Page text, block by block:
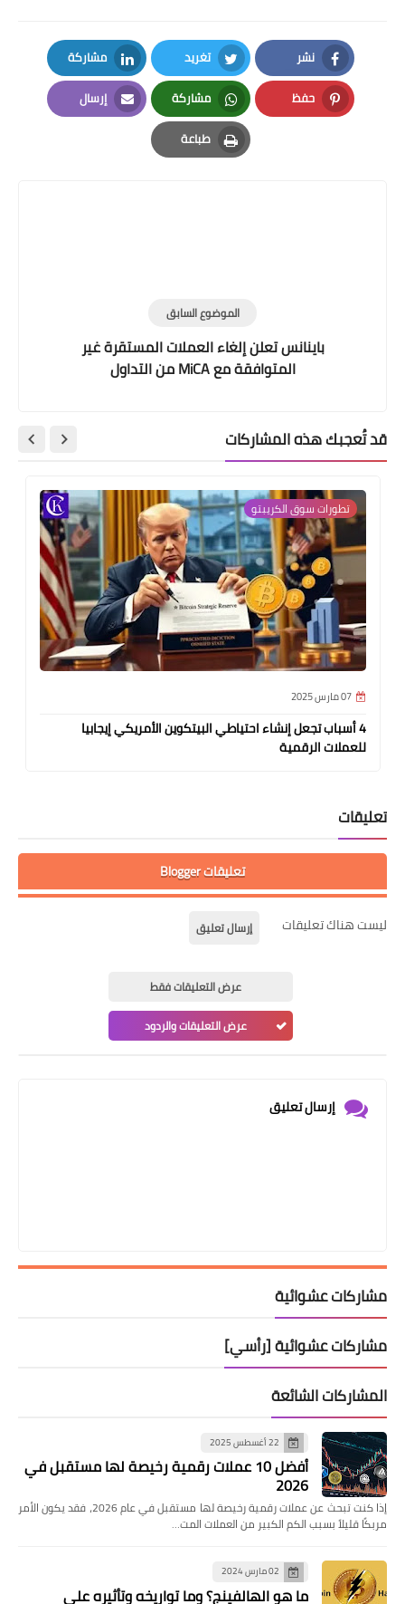
نشر
Facebook
تغريد
Twitter
مشاركة
LinkedIn
حفظ
Pinterest
مشاركة
Whatsapp
إرسال
Email
طباعة
Print
الموضوع السابق
باينانس تعلن إلغاء العملات المستقرة غير
المتوافقة مع MiCA من التداول
قد تُعجبك هذه المشاركات
تطورات سوق الكريبتو
07 مارس 2025
4 أسباب تجعل إنشاء احتياطي البيتكوين الأمريكي إيجابيا
للعملات الرقمية
تعليقات
تعليقات Blogger
ليست هناك تعليقات إرسال تعليق
عرض التعليقات فقط
عرض التعليقات والردود
إرسال تعليق
مشاركات عشوائية
مشاركات عشوائية [رأسي]
المشاركات الشائعة
22 أغسطس 2025
أفضل 10 عملات رقمية رخيصة لها مستقبل في
2026
إذا كنت تبحث عن عملات رقمية رخيصة لها مستقبل في عام 2026، فقد يكون الأمر
مربكًا قليلاً بسبب الكم الكبير من العملات المت…
02 مارس 2024
ما هو الهالفينج؟ وما تواريخه وتأثيره على